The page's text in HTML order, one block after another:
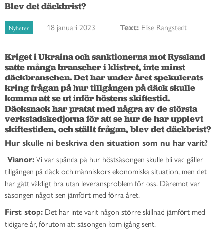
Blev det däckbrist?
Nyheter 18 januari 2023 Text: Elise Rangstedt
Kriget i Ukraina och sanktionerna mot Ryssland
satte många branscher i klistret, inte minst
däckbranschen. Det har under året spekulerats
kring frågan på hur tillgången på däck skulle
komma att se ut inför höstens skiftestid.
Däcksnack har pratat med några av de största
verkstadskedjorna för att se hur de har upplevt
skiftestiden, och ställt frågan, blev det däckbrist?
Hur skulle ni beskriva den situation som nu har varit?
Vianor:Vi var spända på hur höstsäsongen skulle bli vad gäller
tillgången på däck och människors ekonomiska situation, men det
har gått väldigt bra utan leveransproblem för oss. Däremot var
säsongen något sen jämfört med förra året.
First stop: Det har inte varit någon större skillnad jämfört med
tidigare år, förutom att säsongen kom igång sent.